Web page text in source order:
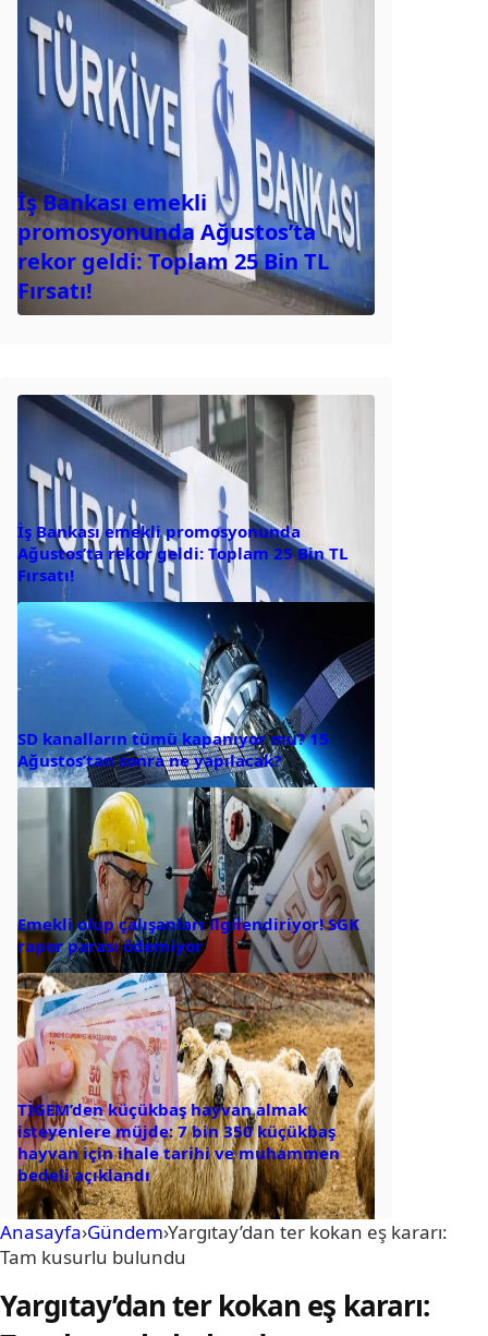
İş Bankası emekli
promosyonunda Ağustos’ta
rekor geldi: Toplam 25 Bin TL
Fırsatı!
İş Bankası emekli promosyonunda
Ağustos’ta rekor geldi: Toplam 25 Bin TL
Fırsatı!
SD kanalların tümü kapanıyor mu? 15
Ağustos’tan sonra ne yapılacak?
Emekli olup çalışanları ilgilendiriyor! SGK
rapor parası ödemiyor
TİGEM’den küçükbaş hayvan almak
isteyenlere müjde: 7 bin 350 küçükbaş
hayvan için ihale tarihi ve muhammen
bedeli açıklandı
Anasayfa›Gündem›Yargıtay’dan ter kokan eş kararı:
Tam kusurlu bulundu
Yargıtay’dan ter kokan eş kararı: